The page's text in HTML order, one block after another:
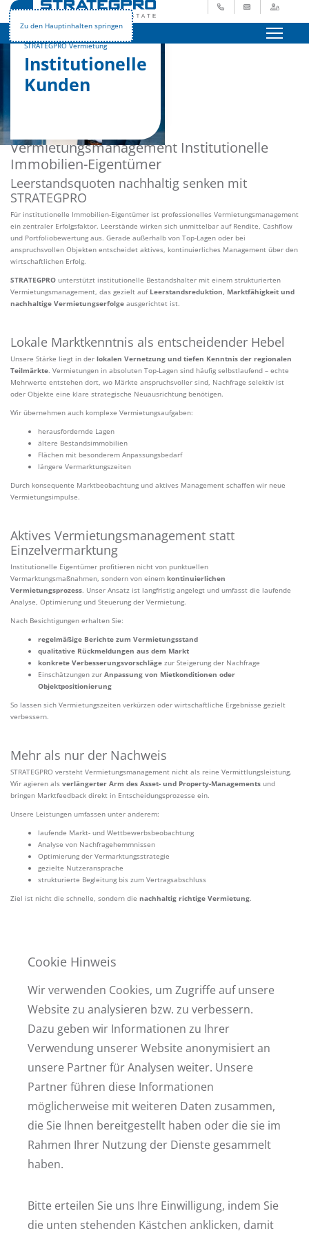
Zu den Hauptinhalten springen
+49 621 729 265 - 0Login
STRATEGPRO Vermietung
Institutionelle
Kunden
Vermietungsmanagement Institutionelle
Immobilien-Eigentümer
Leerstandsquoten nachhaltig senken mit
STRATEGPRO
Für institutionelle Immobilien-Eigentümer ist professionelles Vermietungsmanagement
ein zentraler Erfolgsfaktor. Leerstände wirken sich unmittelbar auf Rendite, Cashflow
und Portfoliobewertung aus. Gerade außerhalb von Top-Lagen oder bei
anspruchsvollen Objekten entscheidet aktives, kontinuierliches Management über den
wirtschaftlichen Erfolg.
STRATEGPRO unterstützt institutionelle Bestandshalter mit einem strukturierten
Vermietungsmanagement, das gezielt auf Leerstandsreduktion, Marktfähigkeit und
nachhaltige Vermietungserfolge ausgerichtet ist.
Lokale Marktkenntnis als entscheidender Hebel
Unsere Stärke liegt in der lokalen Vernetzung und tiefen Kenntnis der regionalen
Teilmärkte. Vermietungen in absoluten Top-Lagen sind häufig selbstlaufend – echte
Mehrwerte entstehen dort, wo Märkte anspruchsvoller sind, Nachfrage selektiv ist
oder Objekte eine klare strategische Neuausrichtung benötigen.
Wir übernehmen auch komplexe Vermietungsaufgaben:
herausfordernde Lagen
ältere Bestandsimmobilien
Flächen mit besonderem Anpassungsbedarf
längere Vermarktungszeiten
Durch konsequente Marktbeobachtung und aktives Management schaffen wir neue
Vermietungsimpulse.
Aktives Vermietungsmanagement statt
Einzelvermarktung
Institutionelle Eigentümer profitieren nicht von punktuellen
Vermarktungsmaßnahmen, sondern von einem kontinuierlichen
Vermietungsprozess. Unser Ansatz ist langfristig angelegt und umfasst die laufende
Analyse, Optimierung und Steuerung der Vermietung.
Nach Besichtigungen erhalten Sie:
regelmäßige Berichte zum Vermietungsstand
qualitative Rückmeldungen aus dem Markt
konkrete Verbesserungsvorschläge zur Steigerung der Nachfrage
Einschätzungen zur Anpassung von Mietkonditionen oder
Objektpositionierung
So lassen sich Vermietungszeiten verkürzen oder wirtschaftliche Ergebnisse gezielt
verbessern.
Mehr als nur der Nachweis
STRATEGPRO versteht Vermietungsmanagement nicht als reine Vermittlungsleistung.
Wir agieren als verlängerter Arm des Asset- und Property-Managements und
bringen Marktfeedback direkt in Entscheidungsprozesse ein.
Unsere Leistungen umfassen unter anderem:
laufende Markt- und Wettbewerbsbeobachtung
Analyse von Nachfragehemmnissen
Optimierung der Vermarktungsstrategie
gezielte Nutzeransprache
strukturierte Begleitung bis zum Vertragsabschluss
Ziel ist nicht die schnelle, sondern die nachhaltig richtige Vermietung.
Diesen Service bieten wir aktuell für institutionelle Kunden in folgenden Märkten an:
Mannheim
Ludwigshafen
Metropolregion Rhein-Neckar
Objektkenntnis und realistische Markteinschätzungen.
Ihr Partner für nachhaltige Leerstandsreduktion
STRATEGPRO unterstützt institutionelle Immobilien-Eigentümer dabei,
Vermietungsprozesse aktiv zu steuern, Leerstände zu reduzieren und Immobilien
dauerhaft marktfähig zu halten. Mit lokaler Expertise, strukturiertem Vorgehen und
klarer Kommunikation.
Gerne erläutern wir Ihnen unser Vermietungsmanagement in einem persönlichen
Jetzt Kontakt mit uns aufnehmen
Fußzeile der Webseite
Adresse
Cookie Hinweis
Wir verwenden Cookies, um Zugriffe auf unsere
Website zu analysieren bzw. zu verbessern.
Dazu geben wir Informationen zu Ihrer
Verwendung unserer Website anonymisiert an
unsere Partner für Analysen weiter. Unsere
Partner führen diese Informationen
möglicherweise mit weiteren Daten zusammen,
die Sie Ihnen bereitgestellt haben oder die sie im
Rahmen Ihrer Nutzung der Dienste gesammelt
haben.
Bitte erteilen Sie uns Ihre Einwilligung, indem Sie
die unten stehenden Kästchen anklicken, damit